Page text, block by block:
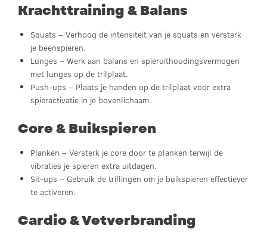
Krachttraining & Balans
Squats – Verhoog de intensiteit van je squats en versterk
je beenspieren.
Lunges – Werk aan balans en spieruithoudingsvermogen
met lunges op de trilplaat.
Push-ups – Plaats je handen op de trilplaat voor extra
spieractivatie in je bovenlichaam.
Core & Buikspieren
Planken – Versterk je core door te planken terwijl de
vibraties je spieren extra uitdagen.
Sit-ups – Gebruik de trillingen om je buikspieren effectiever
te activeren.
Cardio & Vetverbranding